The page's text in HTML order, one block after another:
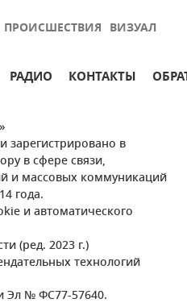
ПРОИСШЕСТВИЯ ВИЗУАЛ
РАДИО КОНТАКТЫ
зарегистрировано в
в сфере связи,
и массовых коммуникаций
года.
и автоматического
(ред. 2023 г.)
технологий
Эл № ФС77-57640.